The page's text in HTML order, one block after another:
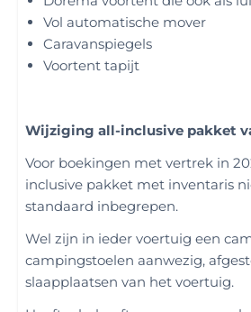
Vol automatische mover
Caravanspiegels
Voortent tapijt
Wijziging all-inclusive pakket
Voor boekingen met vertrek in
inclusive pakket met inventaris
standaard inbegrepen.
Wel zijn in ieder voertuig een
campingstoelen aanwezig,
slaapplaatsen van het voertuig.